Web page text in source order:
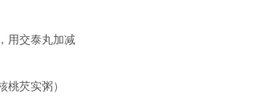
用交泰丸加减
芡实粥）